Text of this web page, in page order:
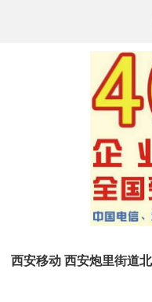
西安移动 西安炮里街道